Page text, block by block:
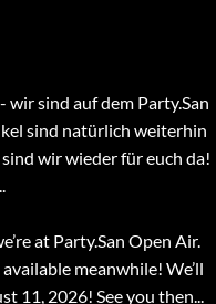
wir sind auf dem Party.San
sind natürlich weiterhin
wir wieder für euch da!
at Party.San Open Air.
meanwhile! We’ll
11, 2026! See you then...